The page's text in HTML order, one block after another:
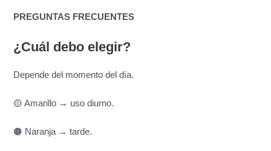
PREGUNTAS FRECUENTES
¿Cuál debo elegir?
Depende del momento del día.
🟡 Amarillo → uso diurno.
🟠 Naranja → tarde.